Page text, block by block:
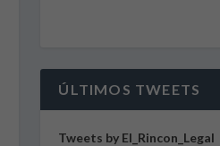
ÚLTIMOS TWEETS
Tweets by El_Rincon_Legal